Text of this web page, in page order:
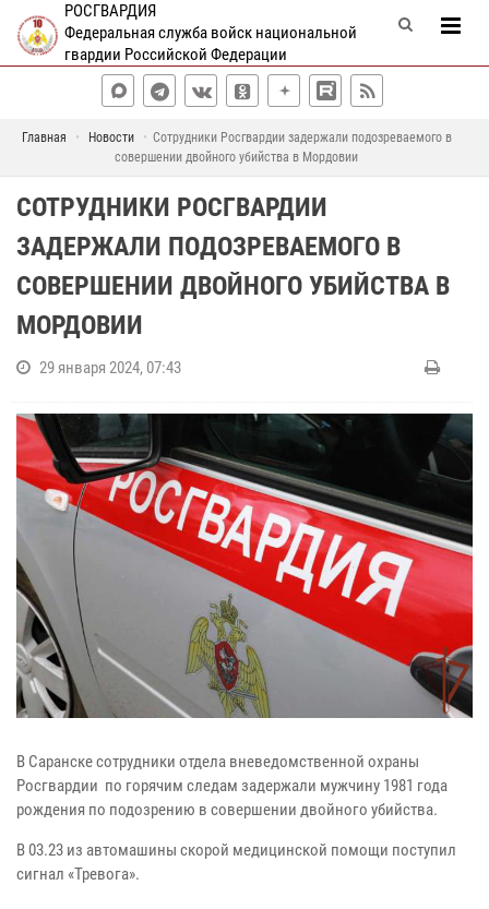
РОСГВАРДИЯ
Федеральная служба войск национальной
гвардии Российской Федерации
Главная Новости
Сотрудники Росгвардии задержали подозреваемого в
совершении двойного убийства в Мордовии
СОТРУДНИКИ РОСГВАРДИИ
ЗАДЕРЖАЛИ ПОДОЗРЕВАЕМОГО В
СОВЕРШЕНИИ ДВОЙНОГО УБИЙСТВА В
МОРДОВИИ
29 января 2024, 07:43
В Саранске сотрудники отдела вневедомственной охраны
Росгвардии по горячим следам задержали мужчину 1981 года
рождения по подозрению в совершении двойного убийства.
В 03.23 из автомашины скорой медицинской помощи поступил
сигнал «Тревога».